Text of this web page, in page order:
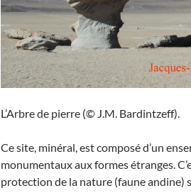
L’Arbre de pierre (© J.M. Bardintzeff).
Ce site, minéral, est composé d’un
monumentaux aux formes étranges.
protection de la nature (faune andine)